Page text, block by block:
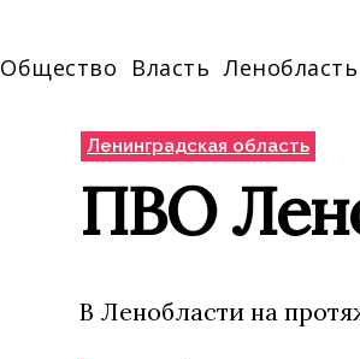
Общество Власть Ленобласть
Ленинградская область
ПВО
В Ленобласти на